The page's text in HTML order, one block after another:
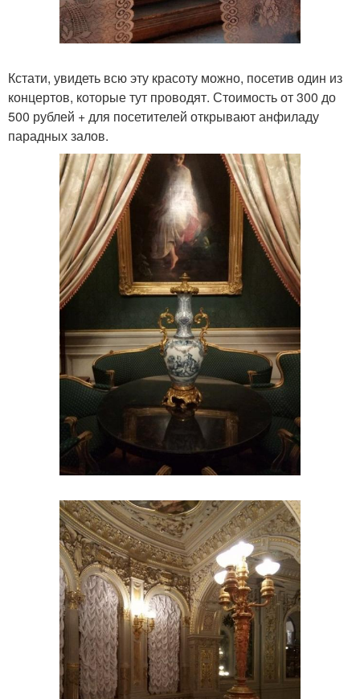
Кстати, увидеть всю эту красоту можно, посетив один из
концертов, которые тут проводят. Стоимость от 300 до
500 рублей + для посетителей открывают анфиладу
парадных залов.